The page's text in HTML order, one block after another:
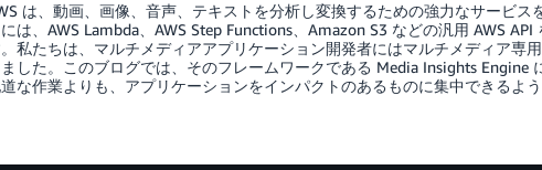
は、動画、画像、音声、テキストを分析し変換するための強力なサービ
は、AWS Lambda、AWS Step Functions、Amazon S3 などの汎用 AWS
私たちは、マルチメディアアプリケーション開発者にはマルチメディア専
ました。このブログでは、そのフレームワークである Media Insights
な作業よりも、アプリケーションをインパクトのあるものに集中できるよ